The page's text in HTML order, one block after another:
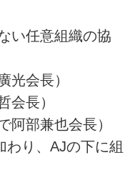
い任意組織の協
光会長）
会長）
部兼也会長）
わり、AJの下に組